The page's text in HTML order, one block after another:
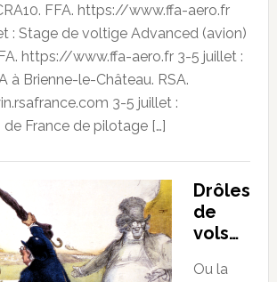
FFA. https://www.ffa-aero.fr
: Stage de voltige Advanced (avion)
https://www.ffa-aero.fr 3-5 juillet :
à Brienne-le-Château. RSA.
3-5 juillet :
France de pilotage […]
Drôles
de
vols…
Ou la